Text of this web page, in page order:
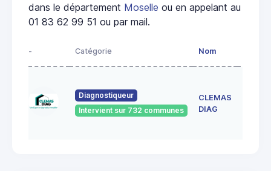
dans le département Moselle ou en appelant au
01 83 62 99 51 ou par mail.
- Catégorie Nom
Diagnostiqueur
Intervient sur 732 communes
CLEMAS
DIAG